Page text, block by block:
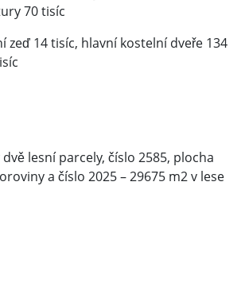
70 tisíc
zeď 14 tisíc, hlavní kostelní dveře 134
lesní parcely, číslo 2585, plocha
a číslo 2025 – 29675 m2 v lese